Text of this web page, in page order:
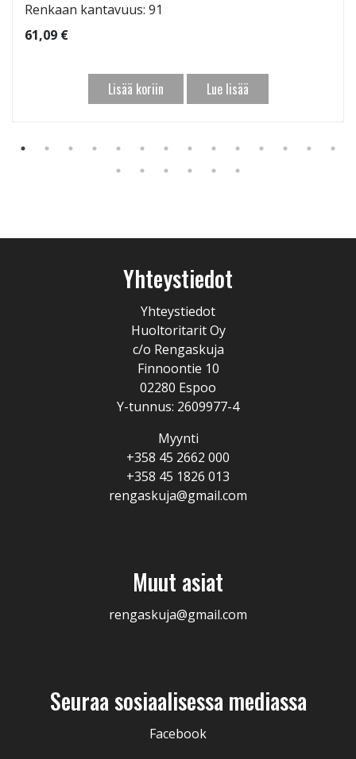
Renkaan kantavuus: 91
61,09 €
Lisää koriin Lue lisää
Yhteystiedot
Yhteystiedot
Huoltoritarit Oy
c/o Rengaskuja
Finnoontie 10
02280 Espoo
Y-tunnus: 2609977-4
Myynti
+358 45 2662 000
+358 45 1826 013
rengaskuja@gmail.com
Muut asiat
rengaskuja@gmail.com
Seuraa sosiaalisessa mediassa
Facebook